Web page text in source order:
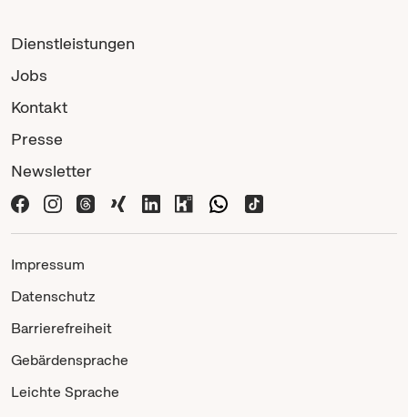
Dienstleistungen
Jobs
Kontakt
Presse
Newsletter
Impressum
Datenschutz
Barrierefreiheit
Gebärdensprache
Leichte Sprache